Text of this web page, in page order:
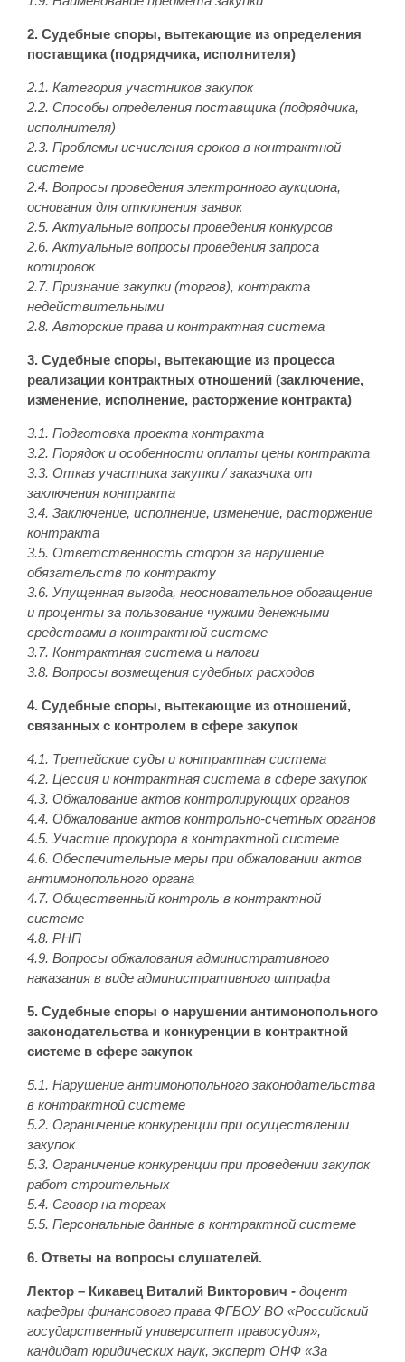
2. Судебные споры, вытекающие из определения
поставщика (подрядчика, исполнителя)
2.1. Категория участников закупок
2.2. Способы определения поставщика (подрядчика,
исполнителя)
2.3. Проблемы исчисления сроков в контрактной
системе
2.4. Вопросы проведения электронного аукциона,
основания для отклонения заявок
2.5.Актуальные вопросы проведения конкурсов
2.6. Актуальные вопросы проведения запроса
котировок
2.7. Признание закупки (торгов), контракта
недействительными
2.8. Авторские права и контрактная система
3. Судебные споры, вытекающие из процесса
реализации контрактных отношений (заключение,
изменение, исполнение, расторжение контракта)
3.1. Подготовка проекта контракта
3.2. Порядок и особенности оплаты цены контракта
3.3. Отказ участника закупки / заказчика от
заключения контракта
3.4. Заключение, исполнение, изменение, расторжение
контракта
3.5. Ответственность сторон за нарушение
обязательств по контракту
3.6. Упущенная выгода, неосновательное обогащение
и проценты за пользование чужими денежными
средствами в контрактной системе
3.7. Контрактная система и налоги
3.8. Вопросы возмещения судебных расходов
4. Судебные споры, вытекающие из отношений,
связанных с контролем в сфере закупок
4.1. Третейские суды и контрактная система
4.2. Цессия и контрактная система в сфере закупок
4.3. Обжалование актов контролирующих органов
4.4. Обжалование актов контрольно-счетных органов
4.5. Участие прокурора в контрактной системе
4.6. Обеспечительные меры при обжаловании актов
антимонопольного органа
4.7. Общественный контроль в контрактной
системе
4.8. РНП
4.9. Вопросы обжалования административного
наказания в виде административного штрафа
5. Судебные споры о нарушении антимонопольного
законодательства и конкуренции в контрактной
системе в сфере закупок
5.1. Нарушение антимонопольного законодательства
в контрактной системе
5.2. Ограничение конкуренции при осуществлении
закупок
5.3. Ограничение конкуренции при проведении закупок
работ строительных
5.4. Сговор на торгах
5.5. Персональные данные в контрактной системе
6. Ответы на вопросы слушателей.
Лектор – Кикавец Виталий Викторович - доцент
кафедры финансового права ФГБОУ ВО «Российский
государственный университет правосудия»,
кандидат юридических наук, эксперт ОНФ «За